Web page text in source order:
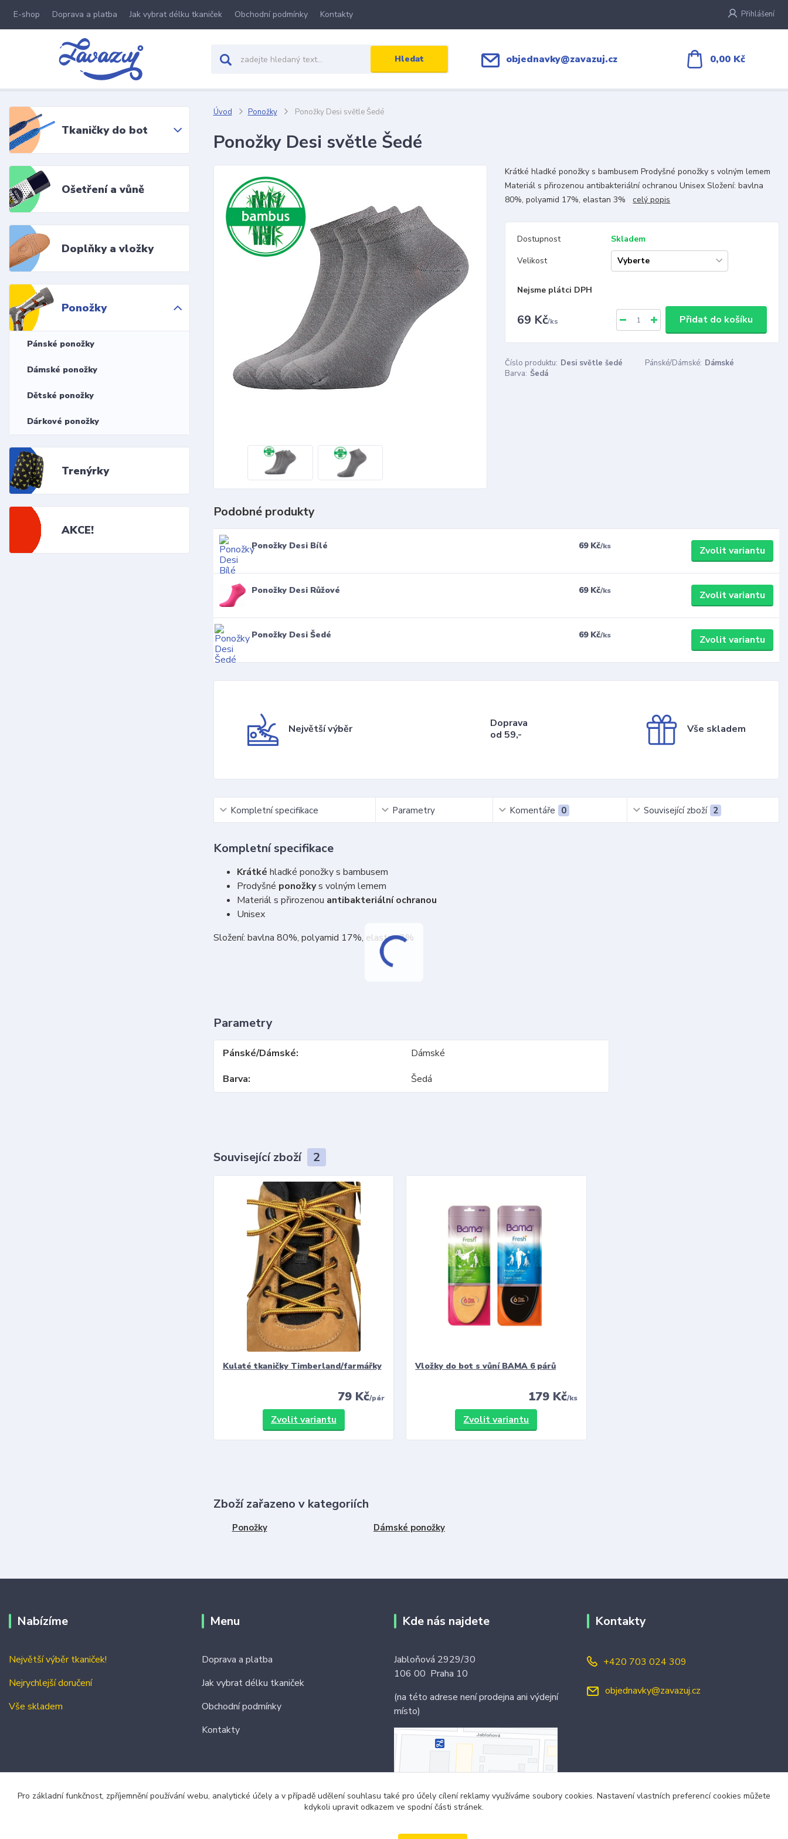
E-shop Doprava a platba Jak vybrat délku tkaniček Obchodní podmínky Kontakty Přihlášení
Hledat objednavky@zavazuj.cz 0,00 Kč
Tkaničky do bot
Ošetření a vůně
Doplňky a vložky
Ponožky
Pánské ponožky
Dámské ponožky
Dětské ponožky
Dárkové ponožky
Trenýrky
AKCE!
Úvod Ponožky Ponožky Desi světle Šedé
Ponožky Desi světle Šedé
Krátké hladké ponožky s bambusem Prodyšné ponožky s volným lemem
Materiál s přirozenou antibakteriální ochranou Unisex Složení: bavlna
80%, polyamid 17%, elastan 3%celý popis
Dostupnost
Skladem
Velikost
Nejsme plátci DPH
69 Kč/ks Přidat do košíku
Číslo produktu: Desi světle šedé Pánské/Dámské: Dámské
Barva: Šedá
Podobné produkty
Ponožky Desi Bílé 69 Kč/ks Zvolit variantu
Ponožky Desi Růžové 69 Kč/ks Zvolit variantu
Ponožky Desi Šedé 69 Kč/ks Zvolit variantu
Největší výběr
Doprava
od 59,-
Vše skladem
Kompletní specifikace Parametry Komentáře 0 Související zboží 2
Kompletní specifikace
Krátké hladké ponožky s bambusem
Prodyšné ponožkys volným lemem
Materiál s přirozenou antibakteriální ochranou
Unisex
Složení: bavlna 80%, polyamid 17%, elastan 3%
Parametry
Pánské/Dámské
Dámské
Barva
Šedá
Související zboží 2
Kulaté tkaničky Timberland/farmářky
79 Kč/pár
Zvolit variantu
Vložky do bot s vůní BAMA 6 párů
179 Kč/ks
Zvolit variantu
Zboží zařazeno v kategoriích
Ponožky Dámské ponožky
Nabízíme
Největší výběr tkaniček!
Nejrychlejší doručení
Vše skladem
Menu
Doprava a platba
Jak vybrat délku tkaniček
Obchodní podmínky
Kontakty
Kde nás najdete
Jabloňová 2929/30
106 00 Praha 10
(na této adrese není prodejna ani výdejní
místo)
Kontakty
+420 703 024 309
objednavky@zavazuj.cz
Pro základní funkčnost, zpříjemnění používání webu, analytické účely a v případě udělení souhlasu také pro účely cílení reklamy využíváme soubory cookies. Nastavení vlastních preferencí cookies můžete
kdykoli upravit odkazem ve spodní části stránek.